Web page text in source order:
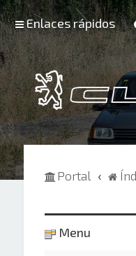
Enlaces rápidos
Portal
Menu